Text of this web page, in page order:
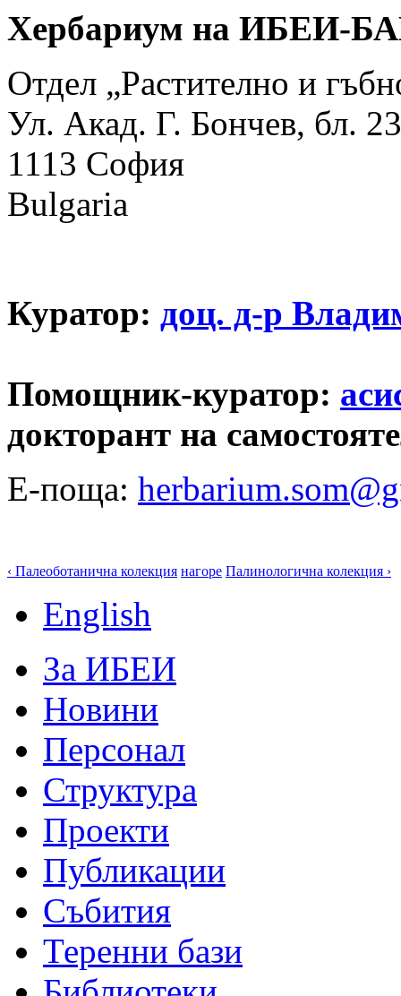
Хербариум на ИБЕИ-
Отдел „Растително и
Ул. Акад. Г. Бончев, бл. 23
1113 София
Bulgaria
Куратор: доц. д-р
Помощник-куратор:
докторант на
Е-поща:
‹ Палеоботанична колекция нагоре Палинологична колекция ›
English
За ИБЕИ
Новини
Персонал
Структура
Проекти
Публикации
Събития
Теренни бази